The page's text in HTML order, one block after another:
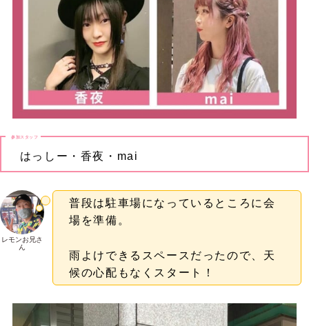
参加スタッフ
はっしー・香夜・mai
レモンお兄さ
ん
普段は駐車場になっているところに会
場を準備。
雨よけできるスペースだったので、天
候の心配もなくスタート！